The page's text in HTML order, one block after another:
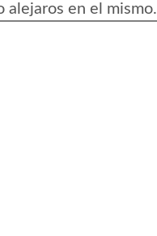
alejaros en el mismo.